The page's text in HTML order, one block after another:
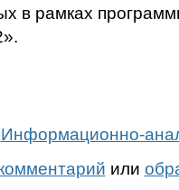
в рамках
Информационно-
или